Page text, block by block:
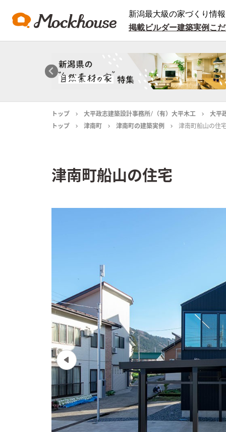
新潟最大級の家づくり情
掲載ビルダー建築実例 こ
トップ 大平政志建築設計事務所/（有）大平木工
大平
トップ
津南町 津南町の建築実例 津南町船山の住
津南町船山の住宅